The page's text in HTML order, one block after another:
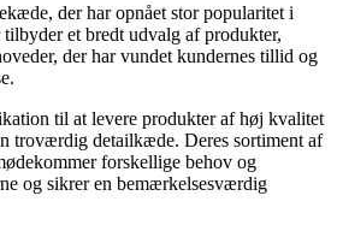
der har opnået stor popularitet i
et bredt udvalg af produkter,
der har vundet kundernes tillid og
til at levere produkter af høj kvalitet
troværdig detailkæde. Deres sortiment af
forskellige behov og
og sikrer en bemærkelsesværdig